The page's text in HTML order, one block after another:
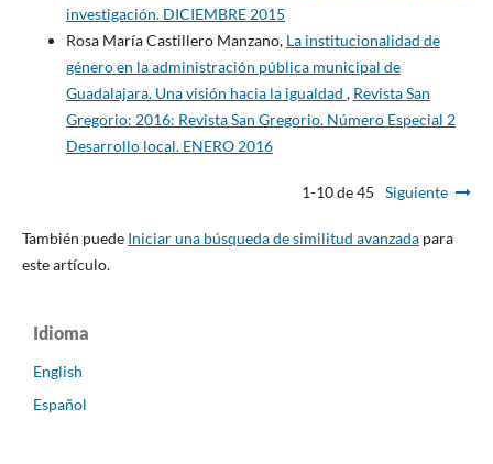
investigación. DICIEMBRE 2015
Rosa María Castillero Manzano, La institucionalidad de
género en la administración pública municipal de
Guadalajara. Una visión hacia la igualdad , Revista San
Gregorio: 2016: Revista San Gregorio. Número Especial 2
Desarrollo local. ENERO 2016
1-10 de 45 Siguiente
También puede Iniciar una búsqueda de similitud avanzadapara
este artículo.
Idioma
English
Español